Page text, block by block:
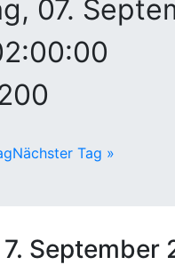
07.
Nächster Tag »
September